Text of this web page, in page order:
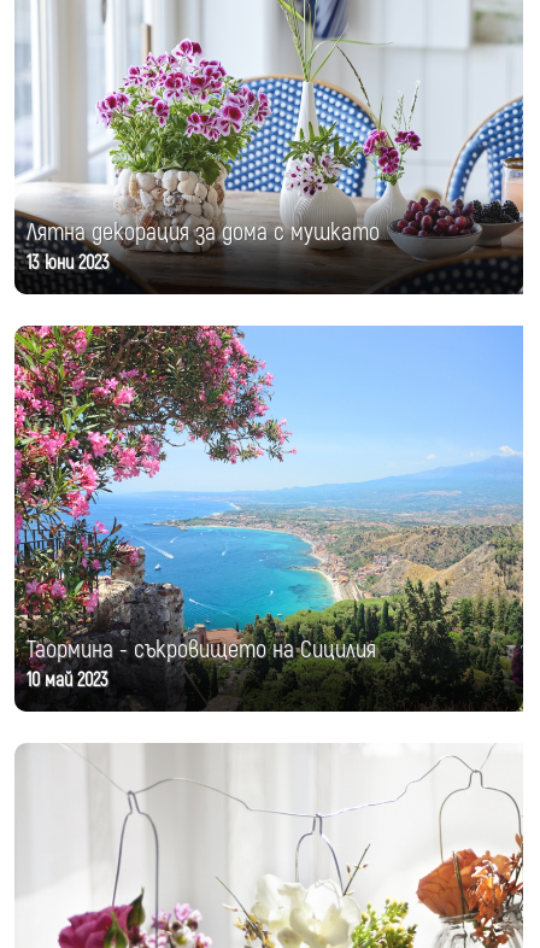
Лятна декорация за дома с мушкато
13 юни 2023
Таормина - съкровището на Сицилия
10 май 2023